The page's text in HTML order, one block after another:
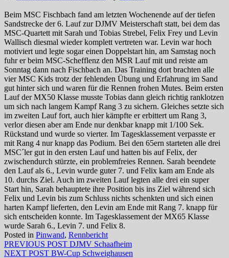
Beim MSC Fischbach fand am letzten Wochenende auf der tiefen
Sandstrecke der 6. Lauf zur DJMV Meisterschaft statt, bei dem das
MSC-Quartett mit Sarah und Tobias Strebel, Felix Frey und Levin
Wallisch diesmal wieder komplett vertreten war. Levin war hoch
motiviert und legte sogar einen Doppelstart hin, am Samstag noch
fuhr er beim MSC-Schefflenz den MSR Lauf mit und reiste am
Sonntag dann nach Fischbach an. Das Training dort brachten alle
vier MSC Kids trotz der fehlenden Übung und Erfahrung im Sand
gut hinter sich und waren für die Rennen frohen Mutes. Beim ersten
Lauf der MX50 Klasse musste Tobias dann gleich richtig ranklotzen
um sich nach langem Kampf Rang 3 zu sichern. Gleiches setzte sich
im zweiten Lauf fort, auch hier kämpfte er erbittert um Rang 3,
verlor diesen aber am Ende nur denkbar knapp mit 1/100 Sek.
Rückstand und wurde so vierter. Im Tagesklassement verpasste er
mit Rang 4 nur knapp das Podium. Bei den 65ern starteten alle drei
MSC´ler gut in den ersten Lauf und hatten bis auf Felix, der
zwischendurch stürzte, ein problemfreies Rennen. Sarah beendete
den Lauf als 6., Levin wurde guter 7. und Felix kam am Ende als
10. durchs Ziel. Auch im zweiten Lauf legten alle drei ein super
Start hin, Sarah behauptete ihre Position bis ins Ziel während sich
Felix und Levin bis zum Schluss nichts schenkten und sich einen
harten Kampf lieferten, den Levin am Ende mit Rang 7. knapp für
sich entscheiden konnte. Im Tagesklassement der MX65 Klasse
wurde Sarah 6., Levin 7. und Felix 8.
Posted in Pinwand, Rennbericht
Beitragsnavigation
PREVIOUS POST Previous
post:
DJMV Schaafheim
NEXT POST Next
BW-Cup Schweighausen